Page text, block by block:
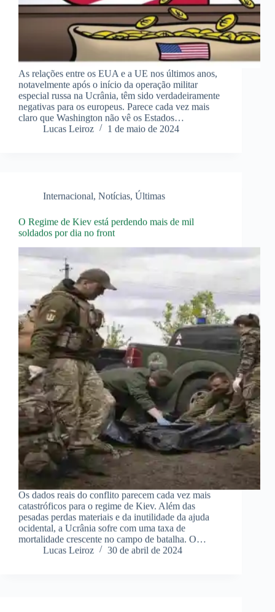
As relações entre os EUA e a UE nos últimos anos,
notavelmente após o início da operação militar
especial russa na Ucrânia, têm sido verdadeiramente
negativas para os europeus. Parece cada vez mais
claro que Washington não vê os Estados…
Lucas Leiroz
1 de maio de 2024
Internacional Notícias Últimas
O Regime de Kiev está perdendo mais de mil
soldados por dia no front
Os dados reais do conflito parecem cada vez mais
catastróficos para o regime de Kiev. Além das
pesadas perdas materiais e da inutilidade da ajuda
ocidental, a Ucrânia sofre com uma taxa de
mortalidade crescente no campo de batalha. O…
Lucas Leiroz
30 de abril de 2024